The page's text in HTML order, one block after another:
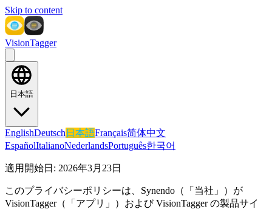
Skip to content
VisionTagger
日本語
EnglishDeutsch 日本語Français简体中文
EspañolItalianoNederlandsPortuguês한국어
適用開始日: 2026年3月23日
このプライバシーポリシーは、 Synendo （「当社」）が
VisionTagger（「アプリ」）および VisionTagger の製品サイ